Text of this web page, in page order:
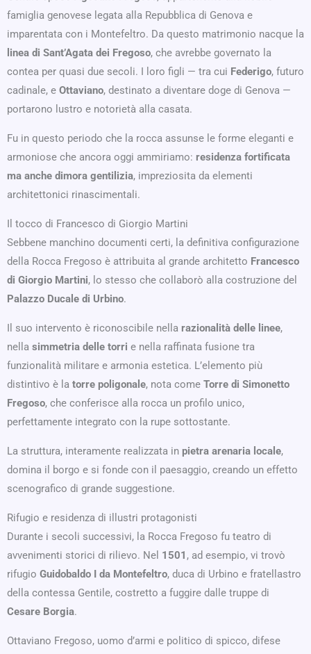
famiglia genovese legata alla Repubblica di Genova e
imparentata con i Montefeltro. Da questo matrimonio nacque la
linea di Sant’Agata dei Fregoso, che avrebbe governato la
contea per quasi due secoli. I loro figli — tra cui Federigo, futuro
cadinale, e Ottaviano, destinato a diventare doge di Genova —
portarono lustro e notorietà alla casata.
Fu in questo periodo che la rocca assunse le forme eleganti e
armoniose che ancora oggi ammiriamo: residenza fortificata
ma anche dimora gentilizia, impreziosita da elementi
architettonici rinascimentali.
Il tocco di Francesco di Giorgio Martini
Sebbene manchino documenti certi, la definitiva configurazione
della Rocca Fregoso è attribuita al grande architetto Francesco
di Giorgio Martini, lo stesso che collaborò alla costruzione del
Palazzo Ducale di Urbino.
Il suo intervento è riconoscibile nella razionalità delle linee,
nella simmetria delle torri e nella raffinata fusione tra
funzionalità militare e armonia estetica. L’elemento più
distintivo è la torre poligonale, nota come Torre di Simonetto
Fregoso, che conferisce alla rocca un profilo unico,
perfettamente integrato con la rupe sottostante.
La struttura, interamente realizzata in pietra arenaria locale,
domina il borgo e si fonde con il paesaggio, creando un effetto
scenografico di grande suggestione.
Rifugio e residenza di illustri protagonisti
Durante i secoli successivi, la Rocca Fregoso fu teatro di
avvenimenti storici di rilievo. Nel 1501 , ad esempio, vi trovò
rifugio Guidobaldo I da Montefeltro, duca di Urbino e fratellastro
della contessa Gentile, costretto a fuggire dalle truppe di
Cesare Borgia.
Ottaviano Fregoso, uomo d’armi e politico di spicco, difese